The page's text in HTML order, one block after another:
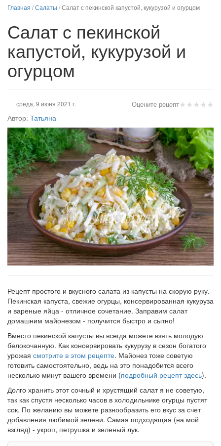
Главная /Салаты /Салат с пекинской капустой, кукурузой и огурцом
Салат с пекинской
капустой, кукурузой и
огурцом
★★★★★
Оцените рецепт
среда, 9 июня 2021 г.
Автор: Татьяна
Рецепт простого и вкусного салата из капусты на скорую руку.
Пекинская капуста, свежие огурцы, консервированная кукуруза
и вареные яйца - отличное сочетание. Заправим салат
домашним майонезом - получится быстро и сытно!
Вместо пекинской капусты вы всегда можете взять молодую
белокочанную. Как консервировать кукурузу в сезон богатого
урожая смотрите в этом рецепте. Майонез тоже советую
готовить самостоятельно, ведь на это понадобится всего
несколько минут вашего времени (подробный рецепт здесь).
Долго хранить этот сочный и хрустящий салат я не советую,
так как спустя несколько часов в холодильнике огурцы пустят
сок. По желанию вы можете разнообразить его вкус за счет
добавления любимой зелени. Самая подходящая (на мой
взгляд) - укроп, петрушка и зеленый лук.